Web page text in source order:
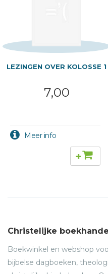
LEZINGEN OVER KOLOSSE 1
7,00
+
Christelijke
Boekwinkel en webshop
bijbelse dagboeken,